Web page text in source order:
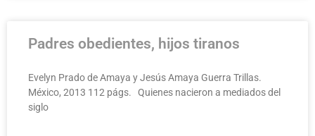
Padres obedientes, hijos tiranos
Evelyn Prado de Amaya y Jesús Amaya Guerra Trillas.
México, 2013 112 págs. Quienes nacieron a mediados del
siglo